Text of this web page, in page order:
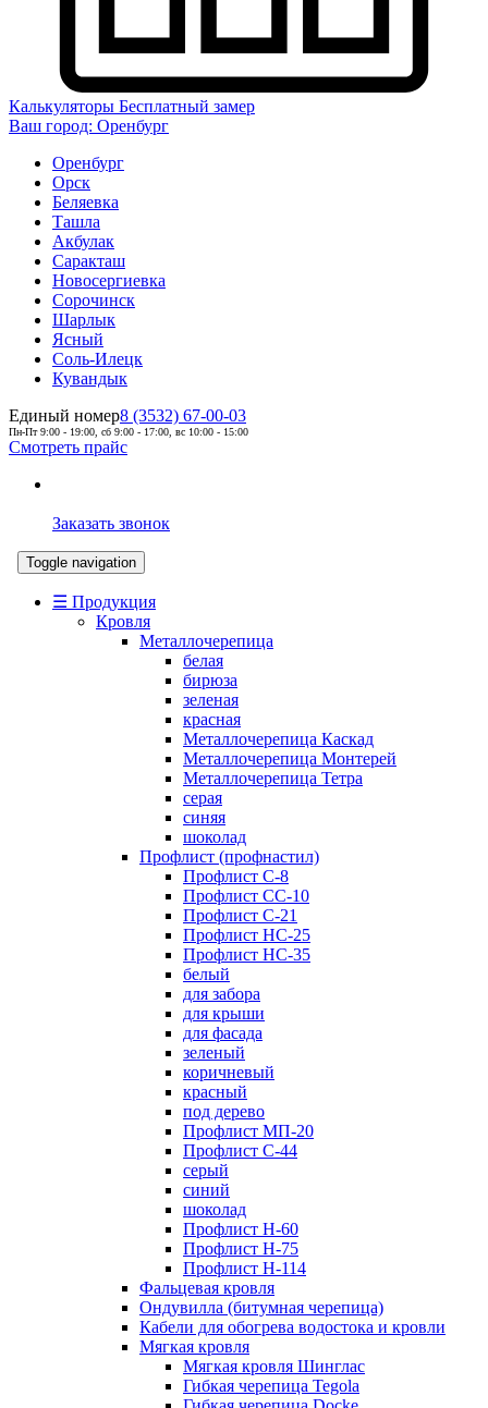
Калькуляторы Бесплатный замер
Ваш город: Оренбург
Оренбург
Орск
Беляевка
Ташла
Акбулак
Саракташ
Новосергиевка
Сорочинск
Шарлык
Ясный
Соль-Илецк
Кувандык
Единый номер8 (3532) 67-00-03
Пн-Пт 9:00 - 19:00, сб 9:00 - 17:00, вс 10:00 - 15:00
Смотреть прайс
Заказать звонок
Toggle navigation
☰ Продукция
Кровля
Металлочерепица
белая
бирюза
зеленая
красная
Металлочерепица Каскад
Металлочерепица Монтерей
Металлочерепица Тетра
серая
синяя
шоколад
Профлист (профнастил)
Профлист С-8
Профлист СС-10
Профлист C-21
Профлист НС-25
Профлист НС-35
белый
для забора
для крыши
для фасада
зеленый
коричневый
красный
под дерево
Профлист МП-20
Профлист С-44
серый
синий
шоколад
Профлист Н-60
Профлист Н-75
Профлист H-114
Фальцевая кровля
Ондувилла (битумная черепица)
Кабели для обогрева водостока и кровли
Мягкая кровля
Мягкая кровля Шинглас
Гибкая черепица Tegola